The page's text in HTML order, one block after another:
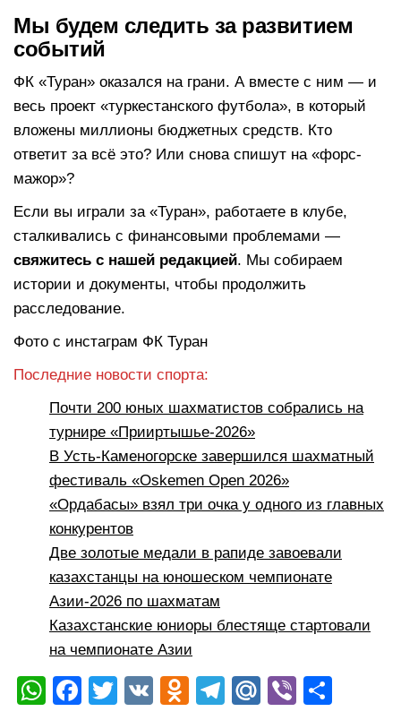
Мы будем следить за развитием
событий
ФК «Туран» оказался на грани. А вместе с ним — и
весь проект «туркестанского футбола», в который
вложены миллионы бюджетных средств. Кто
ответит за всё это? Или снова спишут на «форс-
мажор»?
Если вы играли за «Туран», работаете в клубе,
сталкивались с финансовыми проблемами —
свяжитесь с нашей редакцией. Мы собираем
истории и документы, чтобы продолжить
расследование.
Фото с инстаграм ФК Туран
Последние новости спорта:
Почти 200 юных шахматистов собрались на
турнире «Прииртышье-2026»
В Усть-Каменогорске завершился шахматный
фестиваль «Oskemen Open 2026»
«Ордабасы» взял три очка у одного из главных
конкурентов
Две золотые медали в рапиде завоевали
казахстанцы на юношеском чемпионате
Азии-2026 по шахматам
Казахстанские юниоры блестяще стартовали
на чемпионате Азии
W F
T
V
O
T
M Vi